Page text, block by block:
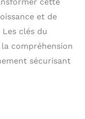
et de
clés du
compréhension
sécurisant